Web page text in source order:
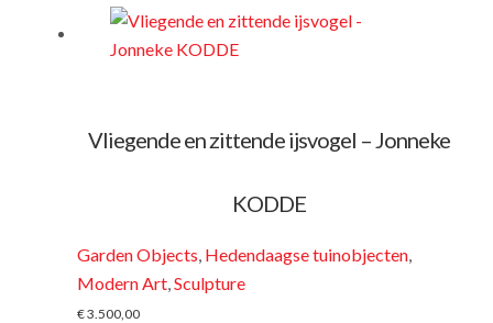
Vliegende en zittende ijsvogel – Jonneke
KODDE
Garden Objects Hedendaagse tuinobjecten
Modern Art Sculpture
€3.500,00